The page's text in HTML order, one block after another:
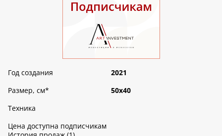
Год создания
2021
Размер, см*
50х40
Техника
Цена доступна подписчикам